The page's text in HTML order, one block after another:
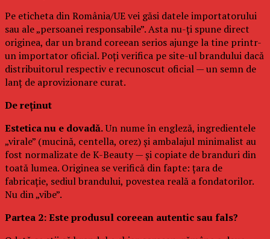
Pe eticheta din România/UE vei găsi datele importatorului
sau ale „persoanei responsabile”. Asta nu-ți spune direct
originea, dar un brand coreean serios ajunge la tine printr-
un importator oficial. Poți verifica pe site-ul brandului dacă
distribuitorul respectiv e recunoscut oficial — un semn de
lanț de aprovizionare curat.
De reținut
Estetica nu e dovadă.Un nume în engleză, ingredientele
„virale” (mucină, centella, orez) și ambalajul minimalist au
fost normalizate de K-Beauty — și copiate de branduri din
toată lumea. Originea se verifică din fapte: țara de
fabricație, sediul brandului, povestea reală a fondatorilor.
Nu din „vibe”.
Partea 2: Este produsul coreean autentic sau fals?